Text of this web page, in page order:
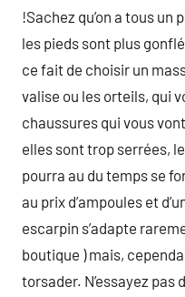
!Sachez qu’on a tous un
les pieds sont plus
ce fait de choisir un
valise ou les orteils, qui
chaussures qui vous
elles sont trop serrées,
pourra au du temps se
au prix d’ampoules et
escarpin s’adapte
boutique ) mais,
torsader. N’essayez pas